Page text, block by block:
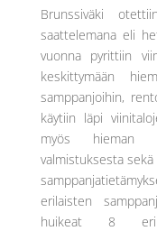
Brunssiväki
saattelemana eli
vuonna pyrittiin
keskittymään
samppanjoihin,
käytiin läpi
myös hieman
valmistuksesta
erilaisten
huikeat 8 eri